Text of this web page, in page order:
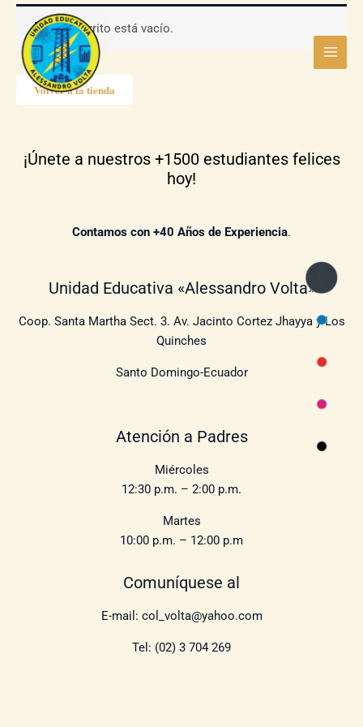
contenido
Menu
Tu carrito está vacío.
Volver a la tienda
¡Únete a nuestros +1500 estudiantes felices
hoy!
Contamos con +40 Años de Experiencia.​
Unidad Educativa «Alessandro Volta»
Coop. Santa Martha Sect. 3. Av. Jacinto Cortez Jhayya y Los
Quinches
Santo Domingo-Ecuador
Atención a Padres
Miércoles
12:30 p.m. – 2:00 p.m.
Martes
10:00 p.m. – 12:00 p.m
Comuníquese al
E-mail: col_volta@yahoo.com
Tel: (02) 3 704 269